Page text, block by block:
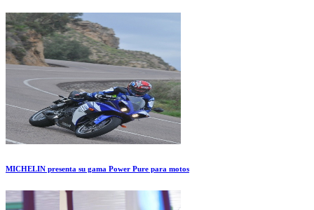
MICHELIN presenta su gama Power Pure para motos